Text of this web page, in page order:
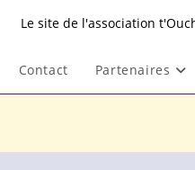
Le site de l'association
Contact Partenaires